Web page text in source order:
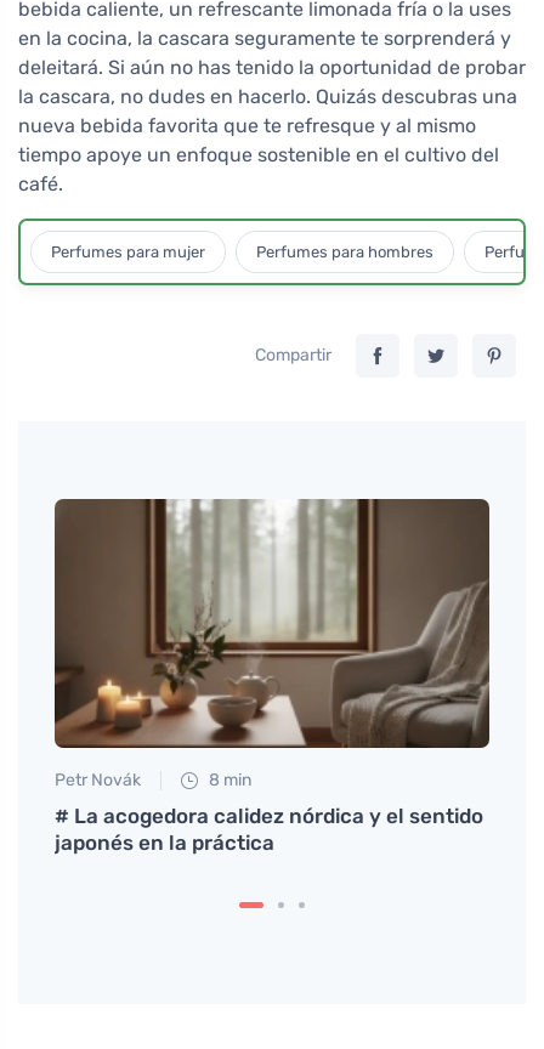
bebida caliente, un refrescante limonada fría o la uses
en la cocina, la cascara seguramente te sorprenderá y
deleitará. Si aún no has tenido la oportunidad de probar
la cascara, no dudes en hacerlo. Quizás descubras una
nueva bebida favorita que te refresque y al mismo
tiempo apoye un enfoque sostenible en el cultivo del
café.
Perfumes para mujer Perfumes para hombres
Compartir
Petr Novák 8 min
# La acogedora calidez nórdica y el sentido
japonés en la práctica